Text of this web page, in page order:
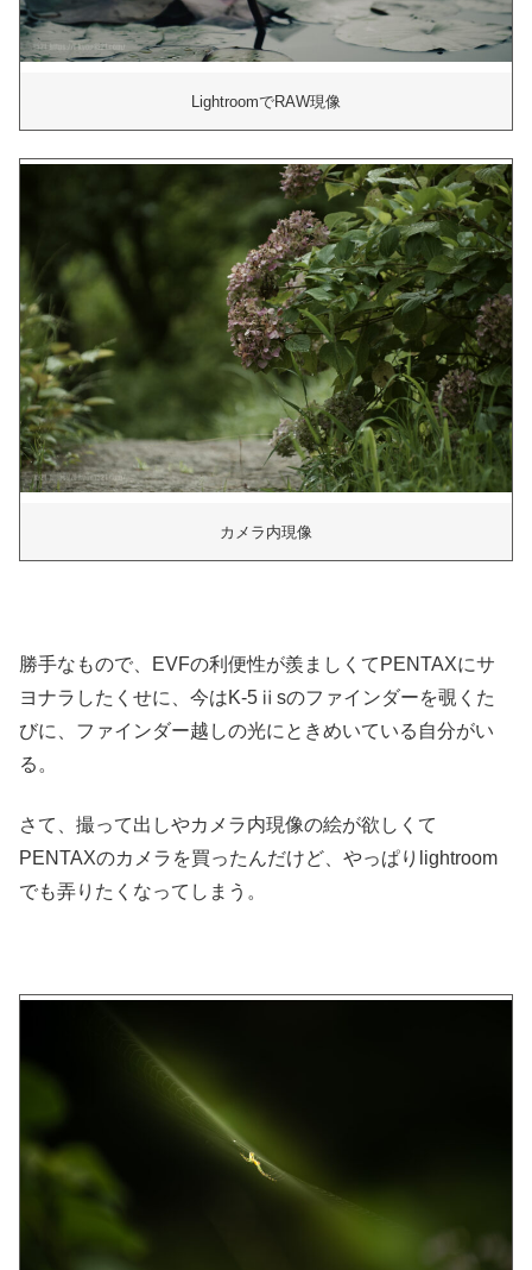
LightroomでRAW現像
カメラ内現像
勝手なもので、EVFの利便性が羨ましくてPENTAXにサ
ヨナラしたくせに、今はK-5ⅱsのファインダーを覗くた
びに、ファインダー越しの光にときめいている自分がい
る。
さて、撮って出しやカメラ内現像の絵が欲しくて
PENTAXのカメラを買ったんだけど、やっぱりlightroom
でも弄りたくなってしまう。